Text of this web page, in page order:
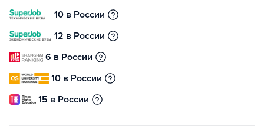
10 в России
12 в России
6 в России
10 в России
15 в России